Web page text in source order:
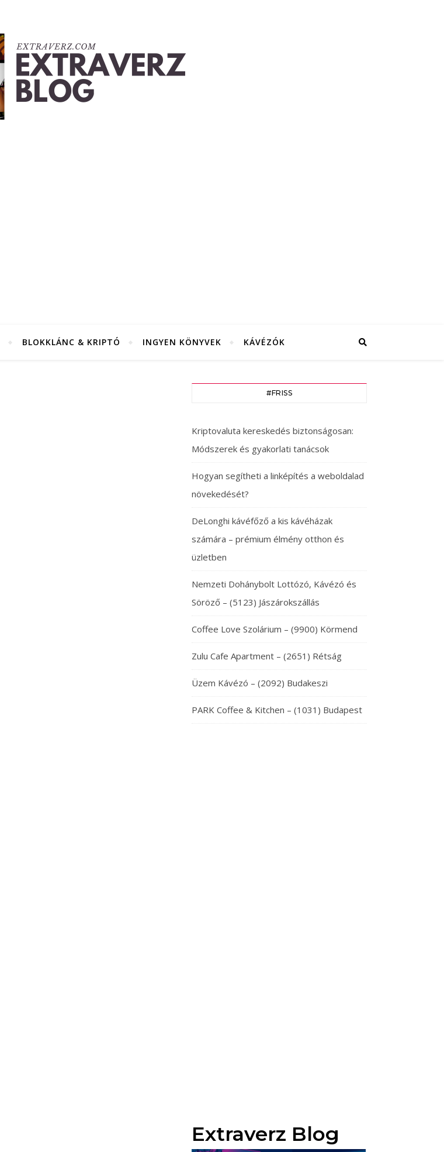
BLOKKLÁNC & KRIPTÓ INGYEN KÖNYVEK KÁVÉZÓK
#FRISS
Kriptovaluta kereskedés biztonságosan:
Módszerek és gyakorlati tanácsok
Hogyan segítheti a linképítés a weboldalad
növekedését?
DeLonghi kávéfőző a kis kávéházak
számára – prémium élmény otthon és
üzletben
Nemzeti Dohánybolt Lottózó, Kávézó és
Söröző – (5123) Jászárokszállás
Coffee Love Szolárium – (9900) Körmend
Zulu Cafe Apartment – (2651) Rétság
Üzem Kávézó – (2092) Budakeszi
PARK Coffee & Kitchen – (1031) Budapest
Extraverz Blog